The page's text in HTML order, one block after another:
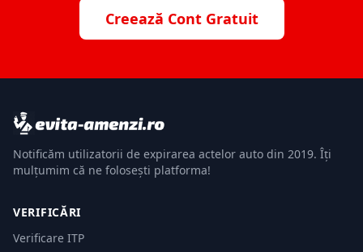
Creează Cont Gratuit
Notificăm utilizatorii de expirarea actelor auto din 2019. Îți
mulțumim că ne folosești platforma!
VERIFICĂRI
Verificare ITP